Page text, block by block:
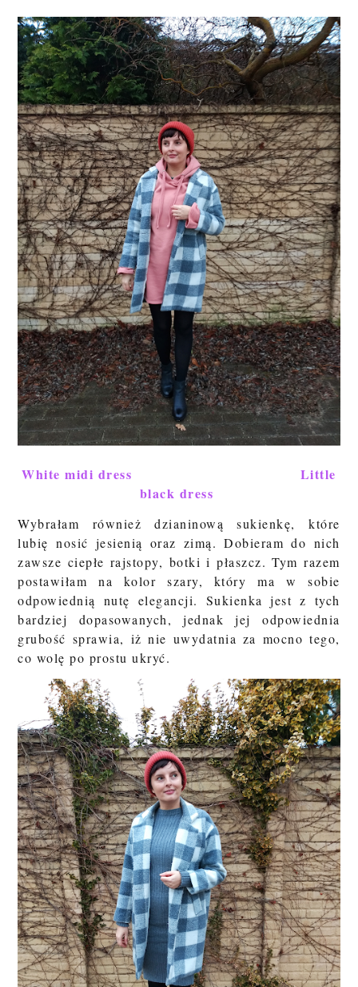
White midi dress
Little
black dress
Wybrałam również dzianinową sukienkę, które
lubię nosić jesienią oraz zimą. Dobieram do nich
zawsze ciepłe rajstopy, botki i płaszcz. Tym razem
postawiłam na kolor szary, który ma w sobie
odpowiednią nutę elegancji.
Sukienka jest z tych
bardziej dopasowanych, jednak jej odpowiednia
grubość sprawia, iż nie uwydatnia za mocno tego,
co wolę po prostu ukryć.